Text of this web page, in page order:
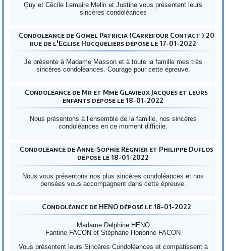
Ģuy et Cécile Lemaire Melin et Justine vous présentent leurs
sincères condoléances
Condoléance de Gomel Patricia (Carrefour Contact ) 20
rue de l'Eglise Hucqueliers déposé le 17-01-2022
Je présente à Madame Masson et à toute la famille mes très
sincères condoléances. Courage pour cette épreuve.
Condoléance de Mr et Mme Glavieux Jacques et leurs
enfants déposé le 18-01-2022
Nous présentons à l’ensemble de la famille, nos sincères
condoléances en ce moment difficile.
Condoléance de Anne-Sophie Régnier et Philippe Duflos
déposé le 18-01-2022
Nous vous présentons nos plus sincères condoléances et nos
pensées vous accompagnent dans cette épreuve.
Condoléance de HENO déposé le 18-01-2022
Madame Delphine HENO
Fantine FACON et Stéphane Honorine FACON
Vous présentent leurs Sincères Condoléances et compatissent à